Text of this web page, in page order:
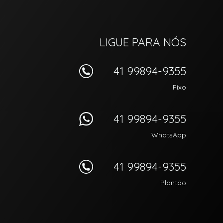
LIGUE PARA NÓS
41 99894-9355
Fixo
41 99894-9355
WhatsApp
41 99894-9355
Plantão